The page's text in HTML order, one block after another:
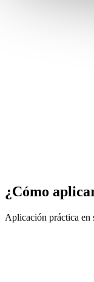
¿Cómo
Aplicación práctica en